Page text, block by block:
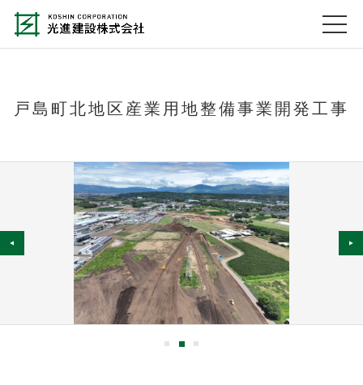
戸島町北地区産業用地整備事業開発工事